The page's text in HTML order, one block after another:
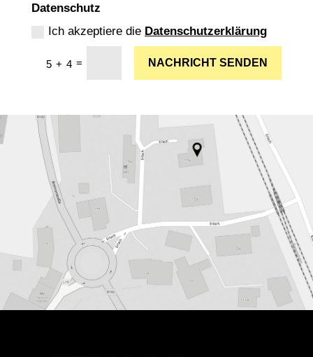
Datenschutz
Ich akzeptiere die Datenschutzerklärung
5 + 4 = NACHRICHT SENDEN